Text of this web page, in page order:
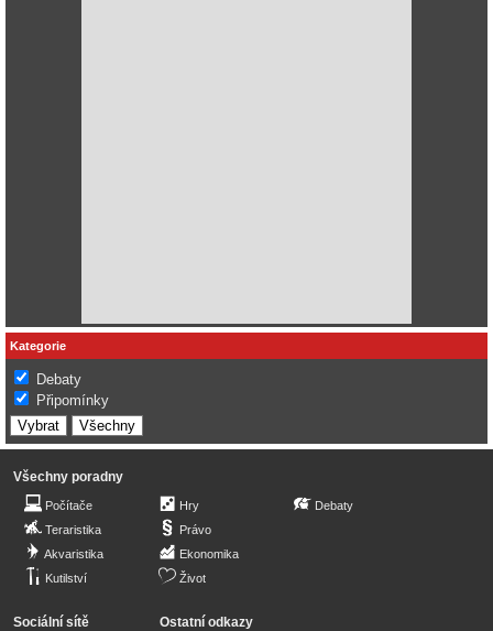
Kategorie
Debaty
Připomínky
Všechny poradny
Počítače
Teraristika
Akvaristika
Kutilství
Hry
Právo
Ekonomika
Život
Debaty
Sociální sítě Ostatní odkazy